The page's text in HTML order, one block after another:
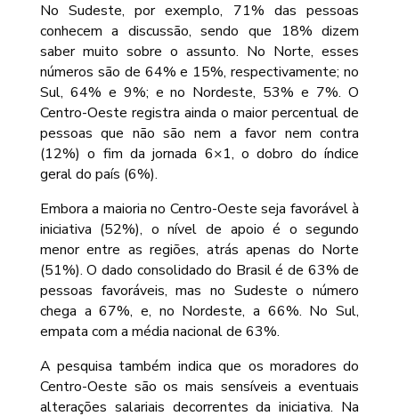
No Sudeste, por exemplo, 71% das pessoas
conhecem a discussão, sendo que 18% dizem
saber muito sobre o assunto. No Norte, esses
números são de 64% e 15%, respectivamente; no
Sul, 64% e 9%; e no Nordeste, 53% e 7%. O
Centro-Oeste registra ainda o maior percentual de
pessoas que não são nem a favor nem contra
(12%) o fim da jornada 6×1, o dobro do índice
geral do país (6%).
Embora a maioria no Centro-Oeste seja favorável à
iniciativa (52%), o nível de apoio é o segundo
menor entre as regiões, atrás apenas do Norte
(51%). O dado consolidado do Brasil é de 63% de
pessoas favoráveis, mas no Sudeste o número
chega a 67%, e, no Nordeste, a 66%. No Sul,
empata com a média nacional de 63%.
A pesquisa também indica que os moradores do
Centro-Oeste são os mais sensíveis a eventuais
alterações salariais decorrentes da iniciativa. Na